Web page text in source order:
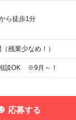
ら徒歩1分
残業少なめ！）
談OK ※9月～！
応募する